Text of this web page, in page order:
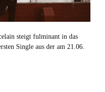
steigt fulminant in das
Single aus der am 21.06.